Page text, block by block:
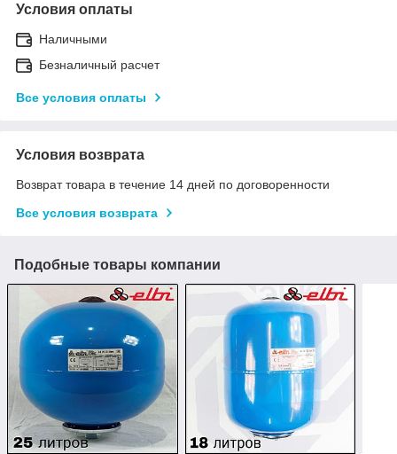
Условия оплаты
Наличными
Безналичный расчет
Все условия оплаты
Условия возврата
Возврат товара в течение 14 дней по договоренности
Все условия возврата
Подобные товары компании